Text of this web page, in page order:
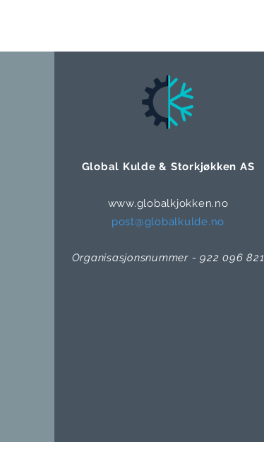
Global Kulde & Storkjøkken AS
www.globalkjokken.no
post@globalkulde.no
Organisasjonsnummer - 922 096 821